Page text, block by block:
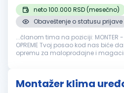
neto 100.000 RSD (mesečno)
Obaveštenje o statusu prijave
...članom tima na poziciji: MONTER -
OPREME Tvoj posao kod nas biće da: Montiraš i demontiraš
opremu za maloprodajne i
Montažer klima